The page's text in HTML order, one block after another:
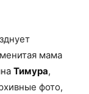
мама
Тимура,
фото,